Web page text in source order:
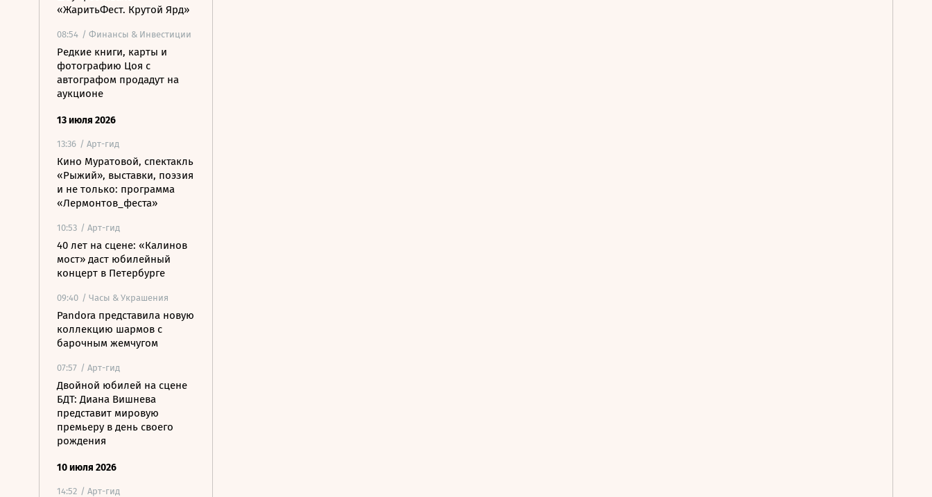
«ЖаритьФест. Крутой Ярд»
08:54 / Финансы & Инвестиции
Редкие книги, карты и
фотографию Цоя с
автографом продадут на
аукционе
13 июля 2026
13:36 / Арт-гид
Кино Муратовой, спектакль
«Рыжий», выставки, поэзия
и не только: программа
«Лермонтов_феста»
10:53 / Арт-гид
40 лет на сцене: «Калинов
мост» даст юбилейный
концерт в Петербурге
09:40 / Часы & Украшения
Pandora представила новую
коллекцию шармов с
барочным жемчугом
07:57 / Арт-гид
Двойной юбилей на сцене
БДТ: Диана Вишнева
представит мировую
премьеру в день своего
рождения
10 июля 2026
14:52 / Арт-гид